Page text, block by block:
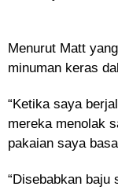
Menurut Matt
minuman keras
“Ketika saya
mereka menolak
pakaian saya
“Disebabkan baju